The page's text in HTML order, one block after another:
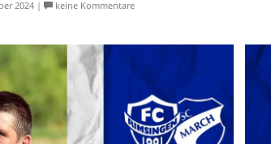
2024 | keine Kommentare